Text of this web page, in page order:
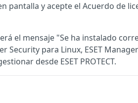
pantalla y acepte el Acuerdo de
el mensaje "Se ha instalado
Security para Linux, ESET
desde ESET PROTECT.